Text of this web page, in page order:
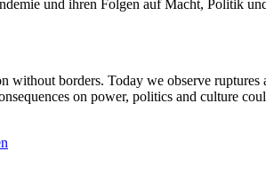
und ihren Folgen auf Macht, Politik
borders. Today we observe ruptures
on power, politics and culture